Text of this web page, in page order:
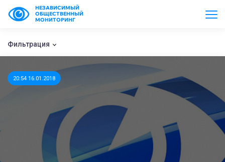
НЕЗАВИСИМЫЙ
ОБЩЕСТВЕННЫЙ
МОНИТОРИНГ
Фильтрация
20:54 16.01.2018